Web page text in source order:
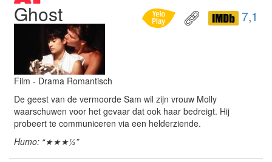
Ghost 7,1
Film - Drama Romantisch
De geest van de vermoorde Sam wil zijn vrouw Molly
waarschuwen voor het gevaar dat ook haar bedreigt. Hij
probeert te communiceren via een helderziende.
Humo: “★★★½”